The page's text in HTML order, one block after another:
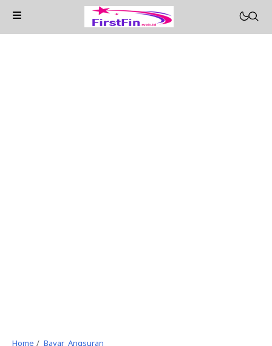
Home Bayar_Angsuran